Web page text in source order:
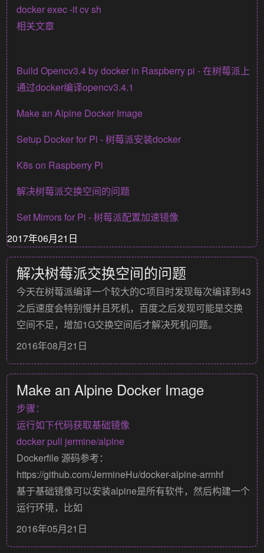
相关文章
Build Opencv3.4 by docker in Raspberry pi - 在树莓派上
通过docker编译opencv3.4.1
Make an Alpine Docker Image
Setup Docker for Pi - 树莓派安装docker
K8s on Raspberry Pi
解决树莓派交换空间的问题
Set Mirrors for Pi - 树莓派配置加速镜像
2017年06月21日
解决树莓派交换空间的问题
今天在树莓派编译一个较大的C项目时发现每次编译到43
之后速度会特别慢并且死机，百度之后发现可能是交换
空间不足，增加1G交换空间后才解决死机问题。
2016年08月21日
Make an Alpine Docker Image
步骤：
运行如下代码获取基础镜像
Dockerfile 源码参考：
https://github.com/JermineHu/docker-alpine-armhf
基于基础镜像可以安装alpine是所有软件，然后构建一个
运行环境，比如
2016年05月21日